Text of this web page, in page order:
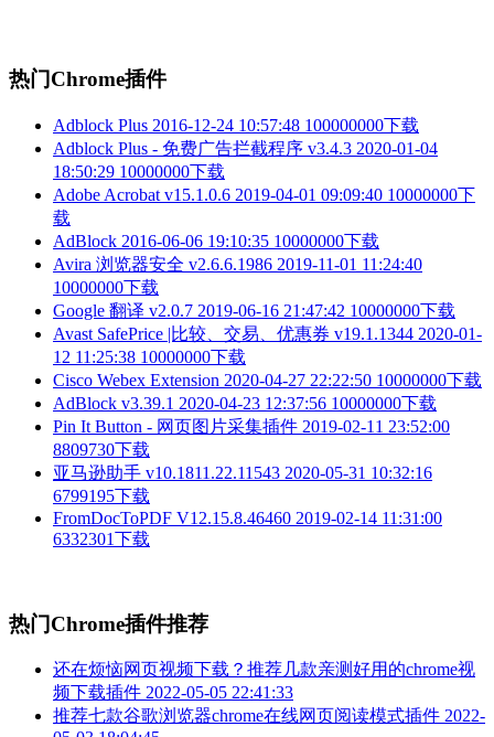
热门Chrome插件
Adblock Plus 2016-12-24 10:57:48 100000000下载
Adblock Plus - 免费广告拦截程序 v3.4.3 2020-01-04
18:50:29 10000000下载
Adobe Acrobat v15.1.0.6 2019-04-01 09:09:40 10000000下
载
AdBlock 2016-06-06 19:10:35 10000000下载
Avira 浏览器安全 v2.6.6.1986 2019-11-01 11:24:40
10000000下载
Google 翻译 v2.0.7 2019-06-16 21:47:42 10000000下载
Avast SafePrice |比较、交易、优惠券 v19.1.1344 2020-01-
12 11:25:38 10000000下载
Cisco Webex Extension 2020-04-27 22:22:50 10000000下载
AdBlock v3.39.1 2020-04-23 12:37:56 10000000下载
Pin It Button - 网页图片采集插件 2019-02-11 23:52:00
8809730下载
亚马逊助手 v10.1811.22.11543 2020-05-31 10:32:16
6799195下载
FromDocToPDF V12.15.8.46460 2019-02-14 11:31:00
6332301下载
热门Chrome插件推荐
还在烦恼网页视频下载？推荐几款亲测好用的chrome视
频下载插件 2022-05-05 22:41:33
推荐七款谷歌浏览器chrome在线网页阅读模式插件 2022-